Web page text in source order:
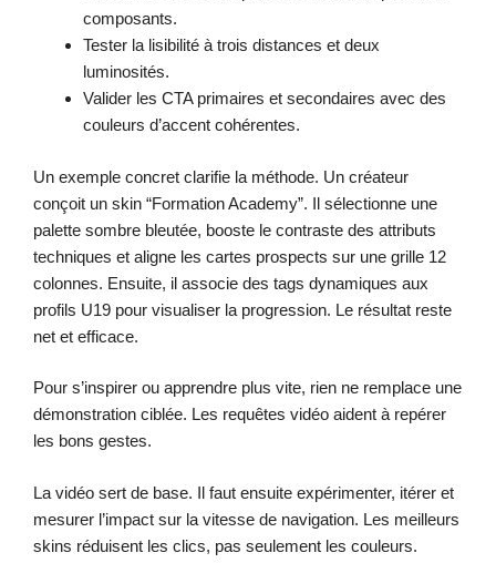
composants.
Tester la lisibilité à trois distances et deux
luminosités.
Valider les CTA primaires et secondaires avec des
couleurs d’accent cohérentes.
Un exemple concret clarifie la méthode. Un créateur
conçoit un skin “Formation Academy”. Il sélectionne une
palette sombre bleutée, booste le contraste des attributs
techniques et aligne les cartes prospects sur une grille 12
colonnes. Ensuite, il associe des tags dynamiques aux
profils U19 pour visualiser la progression. Le résultat reste
net et efficace.
Pour s’inspirer ou apprendre plus vite, rien ne remplace une
démonstration ciblée. Les requêtes vidéo aident à repérer
les bons gestes.
La vidéo sert de base. Il faut ensuite expérimenter, itérer et
mesurer l’impact sur la vitesse de navigation. Les meilleurs
skins réduisent les clics, pas seulement les couleurs.